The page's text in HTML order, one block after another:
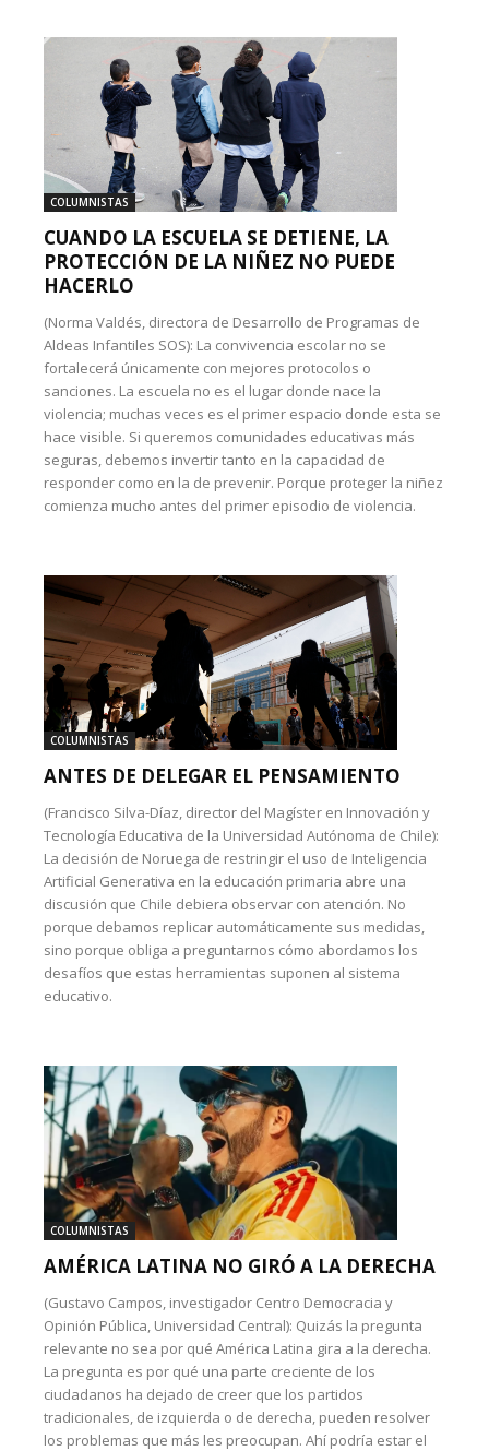
COLUMNISTAS
CUANDO LA ESCUELA SE DETIENE, LA
PROTECCIÓN DE LA NIÑEZ NO PUEDE
HACERLO
(Norma Valdés, directora de Desarrollo de Programas de
Aldeas Infantiles SOS): La convivencia escolar no se
fortalecerá únicamente con mejores protocolos o
sanciones. La escuela no es el lugar donde nace la
violencia; muchas veces es el primer espacio donde esta se
hace visible. Si queremos comunidades educativas más
seguras, debemos invertir tanto en la capacidad de
responder como en la de prevenir. Porque proteger la niñez
comienza mucho antes del primer episodio de violencia.
COLUMNISTAS
ANTES DE DELEGAR EL PENSAMIENTO
(Francisco Silva-Díaz, director del Magíster en Innovación y
Tecnología Educativa de la Universidad Autónoma de Chile):
La decisión de Noruega de restringir el uso de Inteligencia
Artificial Generativa en la educación primaria abre una
discusión que Chile debiera observar con atención. No
porque debamos replicar automáticamente sus medidas,
sino porque obliga a preguntarnos cómo abordamos los
desafíos que estas herramientas suponen al sistema
educativo.
COLUMNISTAS
AMÉRICA LATINA NO GIRÓ A LA DERECHA
(Gustavo Campos, investigador Centro Democracia y
Opinión Pública, Universidad Central): Quizás la pregunta
relevante no sea por qué América Latina gira a la derecha.
La pregunta es por qué una parte creciente de los
ciudadanos ha dejado de creer que los partidos
tradicionales, de izquierda o de derecha, pueden resolver
los problemas que más les preocupan. Ahí podría estar el